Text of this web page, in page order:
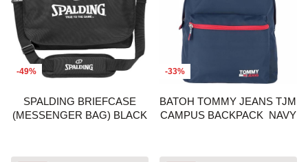
-49%
SPALDING BRIEFCASE
(MESSENGER BAG) BLACK
-33%
BATOH TOMMY JEANS TJM
CAMPUS BACKPACK NAVY